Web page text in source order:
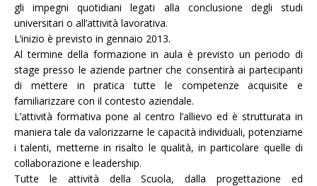
gli impegni quotidiani legati alla conclusione degli studi
universitari o all’attività lavorativa.
L’inizio è previsto in gennaio 2013.
Al termine della formazione in aula è previsto un periodo di
stage presso le aziende partner che consentirà ai partecipanti
di mettere in pratica tutte le competenze acquisite e
familiarizzare con il contesto aziendale.
L’attività formativa pone al centro l’allievo ed è strutturata in
maniera tale da valorizzarne le capacità individuali, potenziarne
i talenti, metterne in risalto le qualità, in particolare quelle di
collaborazione e leadership.
Tutte le attività della Scuola, dalla progettazione ed